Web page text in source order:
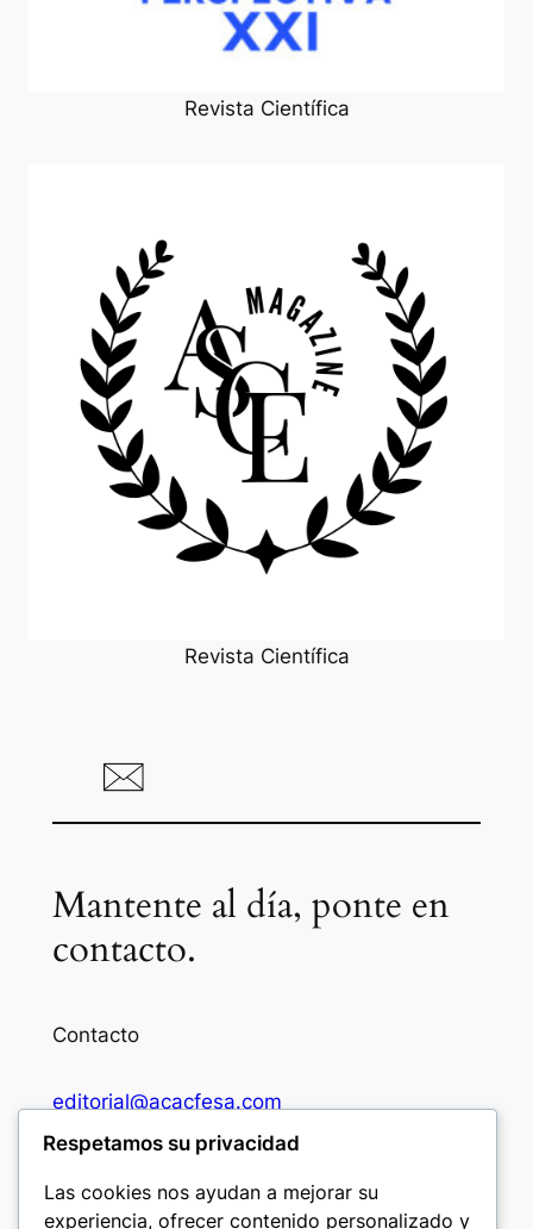
Revista Científica
Revista Científica
Mantente al día, ponte en
contacto.
Contacto
editorial@acacfesa.com
Respetamos su privacidad
Las cookies nos ayudan a mejorar su
experiencia, ofrecer contenido personalizado y